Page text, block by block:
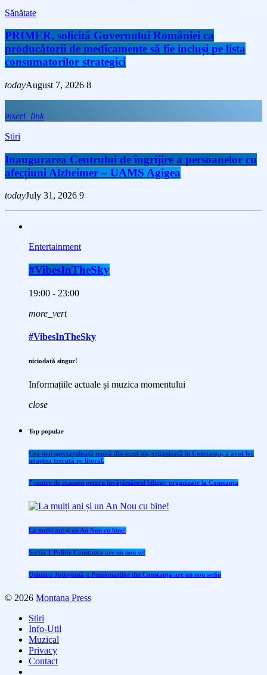
Sănătate
PRIMER, solicită Guvernului României ca
producătorii de medicamente să fie incluși pe lista
consumatorilor strategici
todayAugust 7, 2026 8
insert_link
Stiri
Inaugurarea Centrului de îngrijire a persoanelor cu
afecțiuni Alzheimer – UAMS Agigea
todayJuly 31, 2026 9
Entertainment
#VibesInTheSky
19:00 - 23:00
more_vert
#VibesInTheSky
niciodată singur!
Informațiile actuale și muzica momentului
close
Top popular
Cea mai spectaculoasă nuntă din acest an, organizată în Constanța, a avut loc
noaptea trecută pe litoral.
7 centre de examen pentru învăţământul bilingv organizate la Constanţa
La mulți ani și un An Nou cu bine!
Sectia 1 Politie Constanta are un nou sef
Uniunea Județeană a Pensionarilor din Constanța are un nou sediu
© 2026 Montana Press
Stiri
Info-Util
Muzical
Privacy
Contact